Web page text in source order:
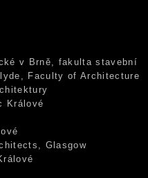
v Brně, fakulta stavební
Faculty of Architecture
Králové
Glasgow